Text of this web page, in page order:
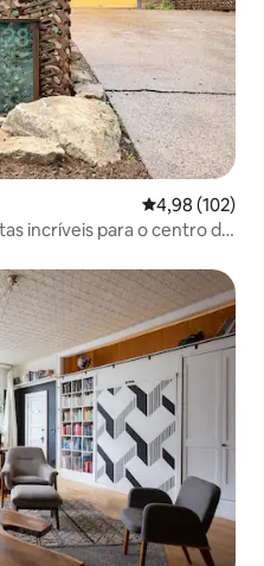
4,98 de uma
4,98 (102)
incríveis para o centro da